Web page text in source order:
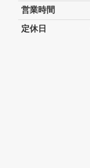
営業時間
定休日